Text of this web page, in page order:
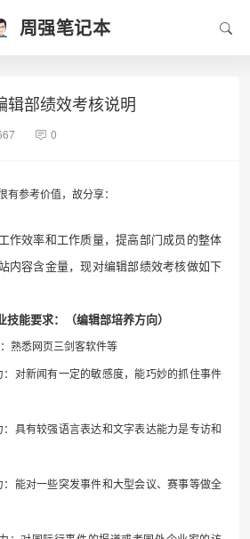
周强笔记本
辑部绩效考核说明
0
有参考价值，故分享：
作效率和工作质量，提高部门成员的整体
内容含金量，现对编辑部绩效考核做如下
能要求：（编辑部培养方向）
熟悉网页三剑客软件等
：对新闻有一定的敏感度，能巧妙的抓住事件
：具有较强语言表达和文字表达能力是专访和
：能对一些突发事件和大型会议、赛事等做全